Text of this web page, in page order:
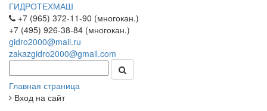
ГИДРОТЕХМАШ
+7 (965) 372-11-90 (многокан.)
+7 (495) 926-38-84 (многокан.)
gidro2000@mail.ru
zakazgidro2000@gmail.com
Главная страница
Вход на сайт